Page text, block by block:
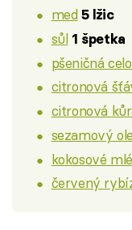
med 5 lžic
sůl 1 špetka
pšeničná
citronová
citronová
sezamový
kokosové
červený